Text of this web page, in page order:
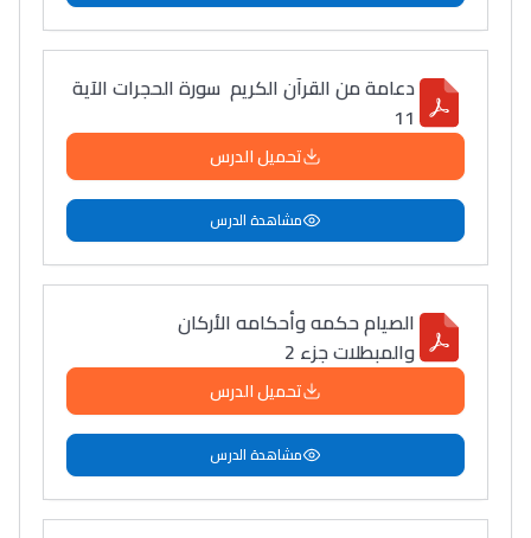
دعامة من القرآن الكريم سورة الحجرات الآية
11
تحميل الدرس
مشاهدة الدرس
الصيام حكمه وأحكامه الأركان
والمبطلات جزء 2
تحميل الدرس
مشاهدة الدرس